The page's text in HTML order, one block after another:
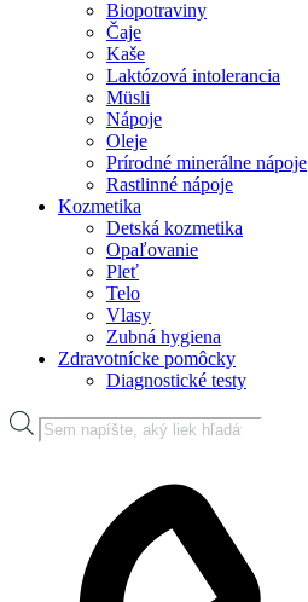
Biopotraviny
Čaje
Kaše
Laktózová intolerancia
Müsli
Nápoje
Oleje
Prírodné minerálne nápoje
Rastlinné nápoje
Kozmetika
Detská kozmetika
Opaľovanie
Pleť
Telo
Vlasy
Zubná hygiena
Zdravotnícke pomôcky
Diagnostické testy
Products
search